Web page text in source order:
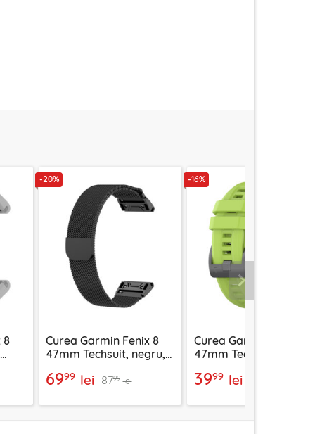
8
-20%
Curea Garmin Fenix 8
47mm Techsuit, negru,
6999 lei 8799 lei
-16%
Curea Garmin Fenix 8
47mm Techsuit, verde
3999 lei